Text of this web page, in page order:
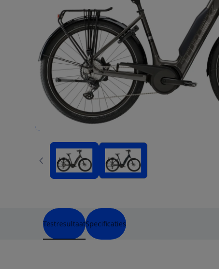
TestresultaatSpecificaties